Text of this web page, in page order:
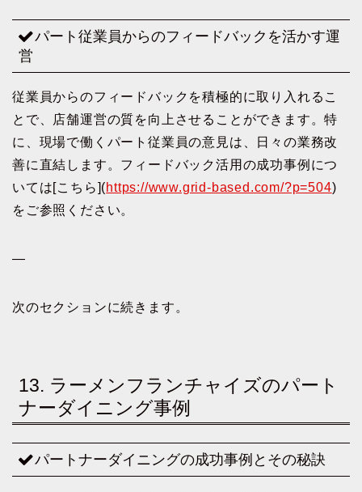
パート従業員からのフィードバックを活かす運
営
従業員からのフィードバックを積極的に取り入れるこ
とで、店舗運営の質を向上させることができます。特
に、現場で働くパート従業員の意見は、日々の業務改
善に直結します。フィードバック活用の成功事例につ
いては[こちら](https://www.grid-based.com/?p=504)
をご参照ください。
—
次のセクションに続きます。
13. ラーメンフランチャイズのパート
ナーダイニング事例
パートナーダイニングの成功事例とその秘訣